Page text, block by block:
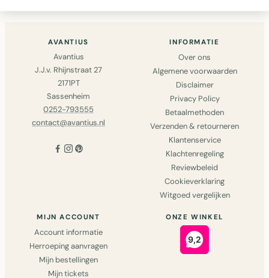
AVANTIUS
Avantius
J.J.v. Rhijnstraat 27
2171PT
Sassenheim
0252-793555
contact@avantius.nl
INFORMATIE
Over ons
Algemene voorwaarden
Disclaimer
Privacy Policy
Betaalmethoden
Verzenden & retourneren
Klantenservice
Klachtenregeling
Reviewbeleid
Cookieverklaring
Witgoed vergelijken
MIJN ACCOUNT
Account informatie
Herroeping aanvragen
Mijn bestellingen
Mijn tickets
ONZE WINKEL